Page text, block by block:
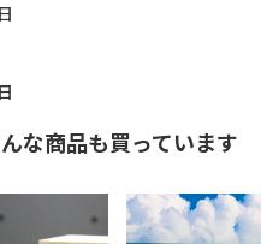
な商品も買っています